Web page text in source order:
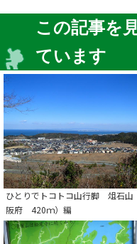
この記事を
ています
ひとりでトコトコ山行脚 俎石山
阪府 420ｍ）編